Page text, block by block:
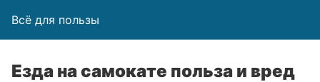
Всё для пользы
Езда на самокате польза и вред